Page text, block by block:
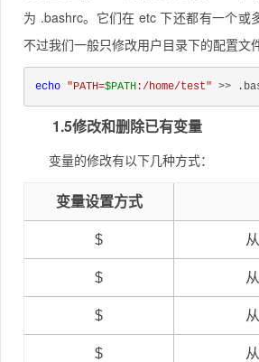
为 .bashrc。它们在 etc 下还都有一个或
不过我们一般只修改用户目录下的配置文件
echo "PATH=$PATH :/home/test" >>
1.5修改和删除已有变量
变量的修改有以下几种方式：
变量设置方式
$
$
$
$